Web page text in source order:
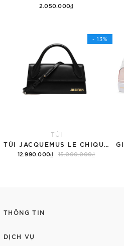
2.050.000₫
- 13%
TÚI
12.990.000₫ 15.000.000₫
THÔNG TIN
DỊCH VỤ